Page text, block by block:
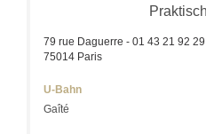
79 rue Daguerre - 01 43 21 92 29
75014 Paris((öffnet ein neues
U-Bahn
Gaîté